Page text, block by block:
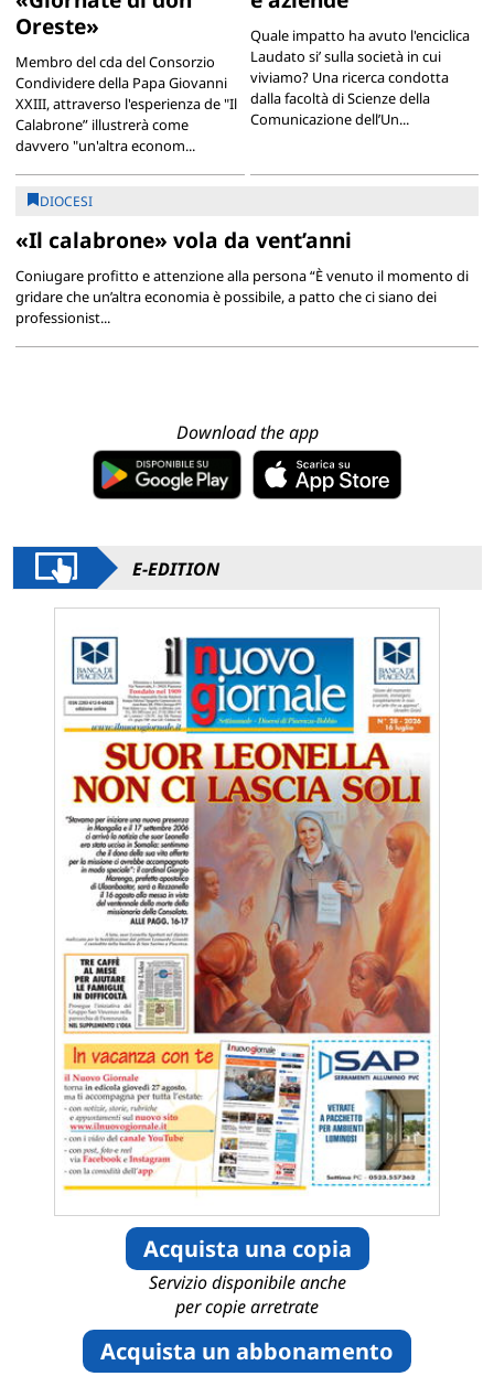
Oreste»
Membro del cda del Consorzio
Condividere della Papa Giovanni
XXIII, attraverso l'esperienza de "Il
Calabrone” illustrerà come
davvero "un'altra econom...
Quale impatto ha avuto l'enciclica
Laudato si’ sulla società in cui
viviamo? Una ricerca condotta
dalla facoltà di Scienze della
Comunicazione dell’Un...
DIOCESI
«Il calabrone» vola da vent’anni
Coniugare profitto e attenzione alla persona “È venuto il momento di
gridare che un’altra economia è possibile, a patto che ci siano dei
professionist...
Download the app
E-EDITION
Acquista una copia
Servizio disponibile anche
per copie arretrate
Acquista un abbonamento